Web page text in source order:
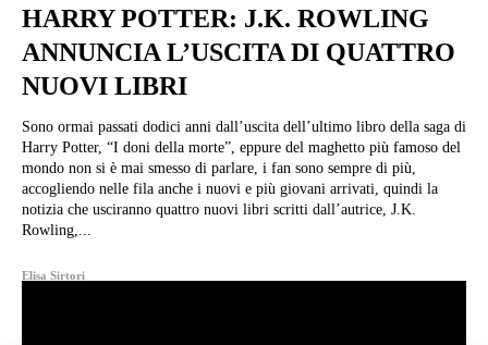
HARRY POTTER: J.K. ROWLING
ANNUNCIA L’USCITA DI QUATTRO
NUOVI LIBRI
Sono ormai passati dodici anni dall’uscita dell’ultimo libro della saga di
Harry Potter, “I doni della morte”, eppure del maghetto più famoso del
mondo non si è mai smesso di parlare, i fan sono sempre di più,
accogliendo nelle fila anche i nuovi e più giovani arrivati, quindi la
notizia che usciranno quattro nuovi libri scritti dall’autrice, J.K.
Rowling,...
Elisa Sirtori